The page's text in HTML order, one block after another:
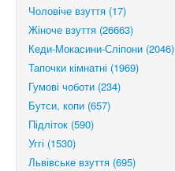
Чоловіче взуття (17)
Жіноче взуття (26663)
Кеди-Мокасини-Сліпони (2046)
Тапочки кімнатні (1969)
Гумові чоботи (234)
Бутси, копи (657)
Підліток (590)
Уггі (1530)
Львівське взуття (695)